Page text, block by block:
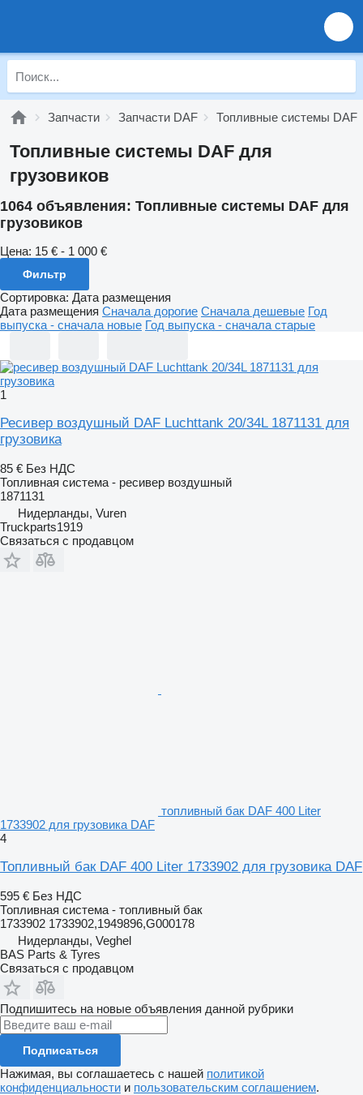
Запчасти Запчасти DAF Топливные системы DAF
Топливные системы DAF для
грузовиков
1064 объявления: Топливные системы DAF для
грузовиков
Цена: 15 € - 1 000 €
Фильтр
Сортировка: Дата размещения
Дата размещения Сначала дорогие Сначала дешевые Год
выпуска - сначала новые Год выпуска - сначала старые
1
Ресивер воздушный DAF Luchttank 20/34L 1871131 для
грузовика
85 € Без НДС
Топливная система - ресивер воздушный
1871131
Нидерланды, Vuren
Truckparts1919
Связаться с продавцом
топливный бак DAF 400 Liter
1733902 для грузовика DAF
4
Топливный бак DAF 400 Liter 1733902 для грузовика DAF
595 € Без НДС
Топливная система - топливный бак
1733902 1733902,1949896,G000178
Нидерланды, Veghel
BAS Parts & Tyres
Связаться с продавцом
Подпишитесь на новые объявления данной рубрики
Подписаться
Нажимая, вы соглашаетесь с нашей политикой
конфиденциальности и пользовательским соглашением.